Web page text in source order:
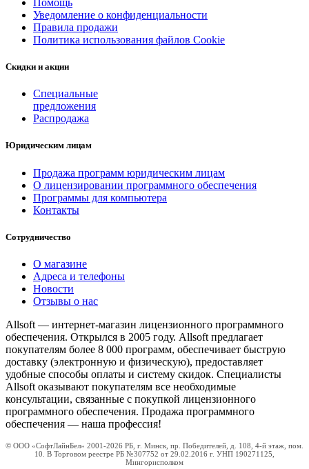
Помощь
Уведомление о конфиденциальности
Правила продажи
Политика использования файлов Cookie
Скидки и акции
Специальные
предложения
Распродажа
Юридическим лицам
Продажа программ юридическим лицам
О лицензировании программного обеспечения
Программы для компьютера
Контакты
Сотрудничество
О магазине
Адреса и телефоны
Новости
Отзывы о нас
Allsoft — интернет-магазин лицензионного программного
обеспечения. Открылся в 2005 году. Allsoft предлагает
покупателям более 8 000 программ, обеспечивает быструю
доставку (электронную и физическую), предоставляет
удобные способы оплаты и систему скидок. Специалисты
Allsoft оказывают покупателям все необходимые
консультации, связанные с покупкой лицензионного
программного обеспечения. Продажа программного
обеспечения — наша профессия!
© ООО «СофтЛайнБел» 2001-2026 РБ, г. Минск, пр. Победителей, д. 108, 4-й этаж, пом.
10. В Торговом реестре РБ №307752 от 29.02.2016 г. УНП 190271125,
Мингорисполком